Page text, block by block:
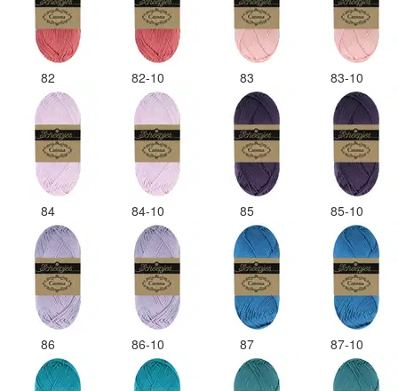
82 82-10 83 83-10
84 84-10 85 85-10
86 86-10 87 87-10